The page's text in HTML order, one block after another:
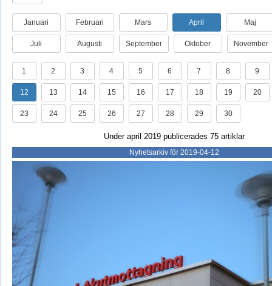
Januari Februari Mars April Maj
Juli Augusti September Oktober November
1 2 3 4 5 6 7 8 9
12 13 14 15 16 17 18 19 20
23 24 25 26 27 28 29 30
Under april 2019 publicerades 75 artiklar
Nyhetsarkiv för 2019-04-12